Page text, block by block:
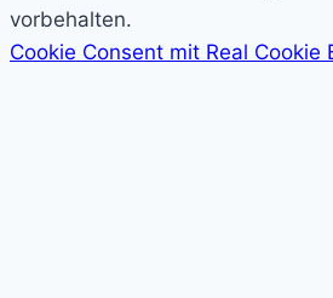
in
Manga
vorbehalten.
Cookie Consent mit Real Cookie